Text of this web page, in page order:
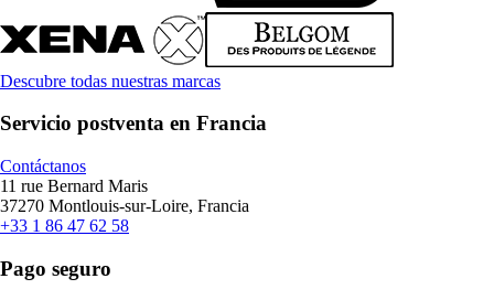
Descubre todas nuestras marcas
Servicio postventa en Francia
Contáctanos
11 rue Bernard Maris
37270 Montlouis-sur-Loire, Francia
+33 1 86 47 62 58
Pago seguro